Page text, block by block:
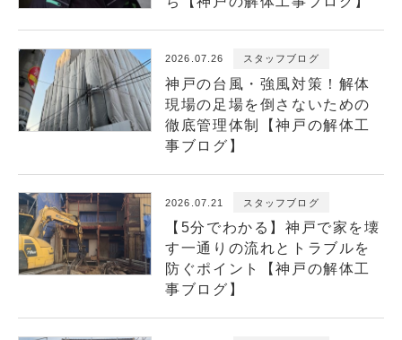
2026.07.26 スタッフブログ
神戸の台風・強風対策！解体
現場の足場を倒さないための
徹底管理体制【神戸の解体工
事ブログ】
2026.07.21 スタッフブログ
【5分でわかる】神戸で家を壊
す一通りの流れとトラブルを
防ぐポイント【神戸の解体工
事ブログ】